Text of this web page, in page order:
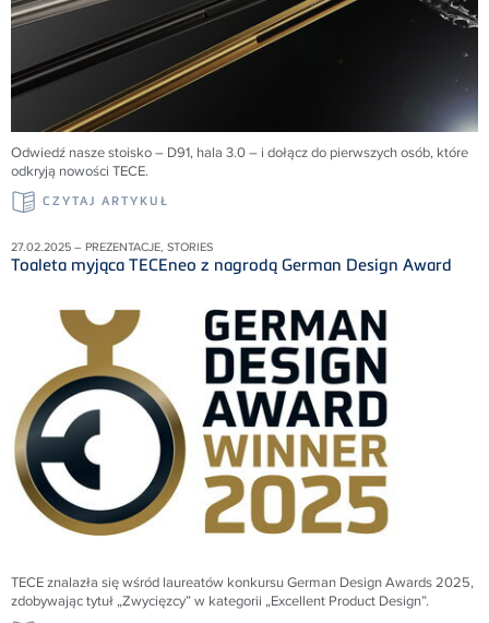
Odwiedź nasze stoisko – D91, hala 3.0 – i dołącz do pierwszych osób, które
odkryją nowości TECE.
CZYTAJ ARTYKUŁ
27.02.2025 – PREZENTACJE, STORIES
Toaleta myjąca TECEneo z nagrodą German Design Award
TECE znalazła się wśród laureatów konkursu German Design Awards 2025,
zdobywając tytuł „Zwycięzcy” w kategorii „Excellent Product Design”.